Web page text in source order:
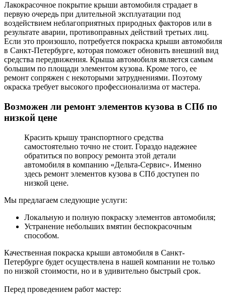
Лакокрасочное покрытие крыши автомобиля страдает в
первую очередь при длительной эксплуатации под
воздействием неблагоприятных природных факторов или в
результате аварии, противоправных действий третьих лиц.
Если это произошло, потребуется покраска крыши автомобиля
в Санкт-Петербурге, которая поможет обновить внешний вид
средства передвижения. Крыша автомобиля является самым
большим по площади элементом кузова. Кроме того, ее
ремонт сопряжен с некоторыми затруднениями. Поэтому
окраска требует высокого профессионализма от мастера.
Возможен ли ремонт элементов кузова в СПб по
низкой цене
Красить крышу транспортного средства
самостоятельно точно не стоит. Гораздо надежнее
обратиться по вопросу ремонта этой детали
автомобиля в компанию «Дельта-Сервис». Именно
здесь ремонт элементов кузова в СПб доступен по
низкой цене.
Мы предлагаем следующие услуги:
Локальную и полную покраску элементов автомобиля;
Устранение небольших вмятин беспокрасочным
способом.
Качественная покраска крыши автомобиля в Санкт-
Петербурге будет осуществлена в нашей компании не только
по низкой стоимости, но и в удивительно быстрый срок.
Перед проведением работ мастер: